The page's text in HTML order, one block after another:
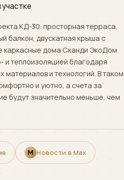
КД-30: просторная терраса,
балкон, двускатная крыша с
каркасные дома Сканди ЭкоДом
и теплоизоляцией благодаря
и технологий. В таком
и уютно, а счета за
будут значительно меньше, чем
Новости в Max